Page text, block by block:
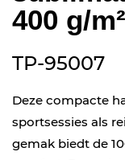
400 g/m²
TP-95007
Deze compacte
sportsessies als
gemak biedt de